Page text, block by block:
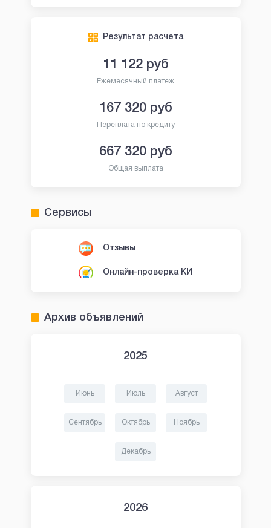
Результат расчета
11 122руб
Ежемесячный платеж
167 320руб
Переплата по кредиту
667 320руб
Общая выплата
Сервисы
Отзывы
Онлайн-проверка КИ
Архив объявлений
2025
Июнь Июль Август
Сентябрь Октябрь Ноябрь
Декабрь
2026